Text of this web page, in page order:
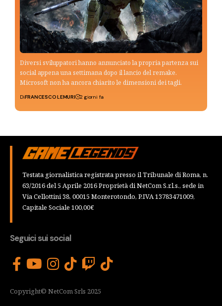
Diversi sviluppatori hanno annunciato la propria partenza sui
social appena una settimana dopo il lancio del remake.
Microsoft non ha ancora chiarito le dimensioni dei tagli.
DiFRANCESCO LEMURI 2 giorni fa
Testata giornalistica registrata presso il Tribunale di Roma, n.
63/2016 del 5 Aprile 2016 Proprietà di NetCom S.r.l.s., sede in
Via Cellottini 38, 00015 Monterotondo, P.IVA 13783471009,
Capitale Sociale 100,00€
Seguici sui social
Copyright© NetCom Srls 2025